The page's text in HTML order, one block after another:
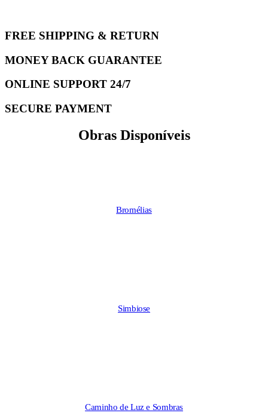
FREE SHIPPING & RETURN
MONEY BACK GUARANTEE
ONLINE SUPPORT 24/7
SECURE PAYMENT
Obras Disponíveis
Bromélias
Simbiose
Caminho de Luz e Sombras